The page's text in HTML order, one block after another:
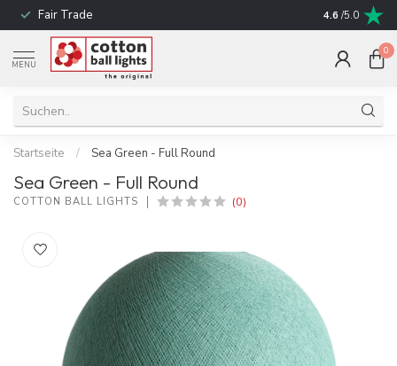
Fair Trade schnelle
4.6 /5.0
MENU
0
Startseite / Sea Green - Full Round
Sea Green - Full Round
COTTON BALL LIGHTS (0)